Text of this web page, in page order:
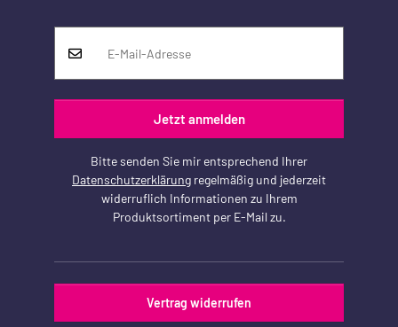
Jetzt anmelden
Bitte senden Sie mir entsprechend Ihrer
Datenschutzerklärung regelmäßig und jederzeit
widerruflich Informationen zu Ihrem
Produktsortiment per E-Mail zu.
Vertrag widerrufen